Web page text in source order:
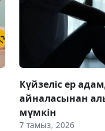
Күйзеліс ер
айналасынан
мүмкін
7 тамыз, 2026